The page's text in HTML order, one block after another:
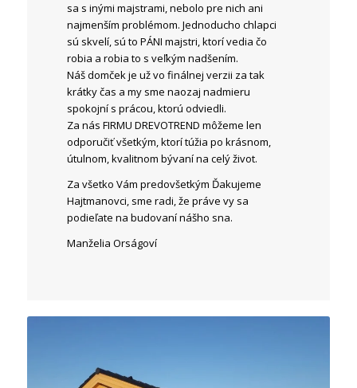
sa s inými majstrami, nebolo pre nich ani
najmenším problémom. Jednoducho chlapci
sú skvelí, sú to PÁNI majstri, ktorí vedia čo
robia a robia to s veľkým nadšením.
Náš domček je už vo finálnej verzii za tak
krátky čas a my sme naozaj nadmieru
spokojní s prácou, ktorú odviedli.
Za nás FIRMU DREVOTREND môžeme len
odporučiť všetkým, ktorí túžia po krásnom,
útulnom, kvalitnom bývaní na celý život.
Za všetko Vám predovšetkým Ďakujeme
Hajtmanovci, sme radi, že práve vy sa
podieľate na budovaní nášho sna.
Manželia Orságoví